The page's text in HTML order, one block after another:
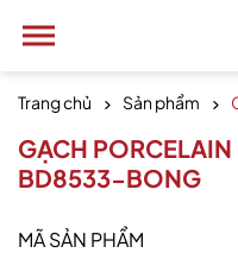
Trang chủ Sản phẩm
GẠCH
BD8533-BONG
MÃ SẢN PHẨM